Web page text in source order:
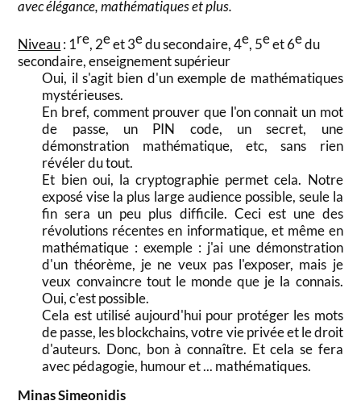
avec élégance, mathématiques et plus.
Niveau: 1re, 2eet 3edu secondaire, 4e, 5eet 6edu
secondaire, enseignement supérieur
Oui, il s'agit bien d'un exemple de mathématiques
mystérieuses.
En bref, comment prouver que l'on connait un mot
de passe, un PIN code, un secret, une
démonstration mathématique, etc, sans rien
révéler du tout.
Et bien oui, la cryptographie permet cela. Notre
exposé vise la plus large audience possible, seule la
fin sera un peu plus difficile. Ceci est une des
révolutions récentes en informatique, et même en
mathématique : exemple : j'ai une démonstration
d'un théorème, je ne veux pas l'exposer, mais je
veux convaincre tout le monde que je la connais.
Oui, c'est possible.
Cela est utilisé aujourd'hui pour protéger les mots
de passe, les blockchains, votre vie privée et le droit
d'auteurs. Donc, bon à connaître. Et cela se fera
avec pédagogie, humour et ... mathématiques.
Minas Simeonidis